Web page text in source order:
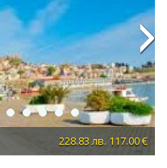
228.83 лв. 117.00 €
Next